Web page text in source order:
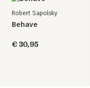
Robert Sapolsky
Behave
€ 30,95